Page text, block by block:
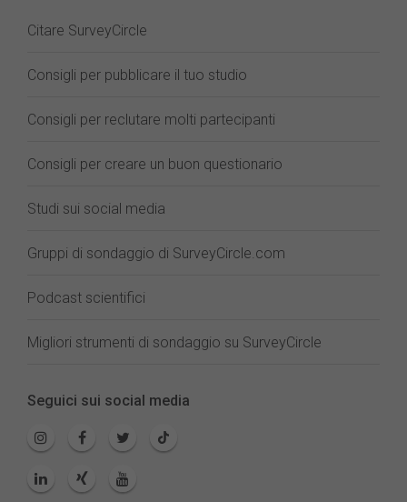
Citare SurveyCircle
Consigli per pubblicare il tuo studio
Consigli per reclutare molti partecipanti
Consigli per creare un buon questionario
Studi sui social media
Gruppi di sondaggio di SurveyCircle.com
Podcast scientifici
Migliori strumenti di sondaggio su SurveyCircle
Seguici sui social media